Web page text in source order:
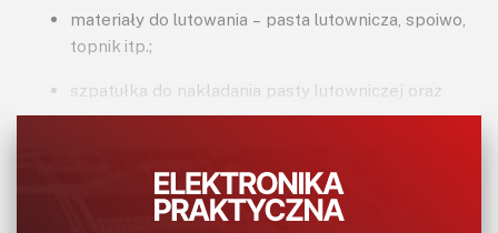
materiały do lutowania – pasta lutownicza, spoiwo,
topnik itp.;
szpatułka do nakładania pasty lutowniczej oraz
maska do jej naniesienia – konieczne jeśli
z hot-plate lub pieca reflow;
oprogramowanie Arduino IDE – do skompilowania i